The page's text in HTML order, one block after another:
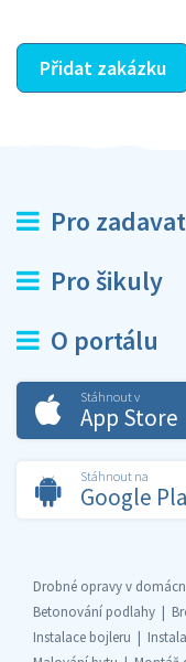
Přidat zakázku
Pro
Pro šikuly
O portálu
Stáhnout v
App Store
Stáhnout na
Google
Drobné opravy v
Betonování podlahy
Instalace bojleru